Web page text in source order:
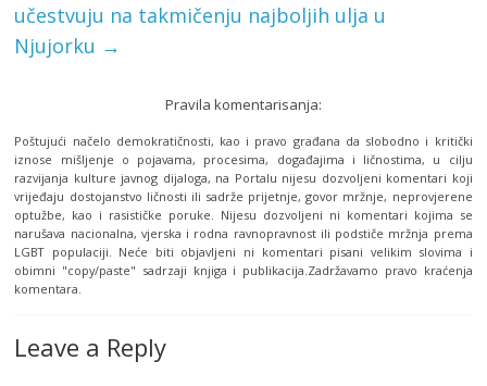
učestvuju na takmičenju najboljih ulja u
Njujorku →
Pravila komentarisanja:
Poštujući načelo demokratičnosti, kao i pravo građana da slobodno i kritički
iznose mišljenje o pojavama, procesima, događajima i ličnostima, u cilju
razvijanja kulture javnog dijaloga, na Portalu nijesu dozvoljeni komentari koji
vrijeđaju dostojanstvo ličnosti ili sadrže prijetnje, govor mržnje, neprovjerene
optužbe, kao i rasističke poruke. Nijesu dozvoljeni ni komentari kojima se
narušava nacionalna, vjerska i rodna ravnopravnost ili podstiče mržnja prema
LGBT populaciji. Neće biti objavljeni ni komentari pisani velikim slovima i
obimni "copy/paste" sadrzaji knjiga i publikacija.Zadržavamo pravo kraćenja
komentara.
Leave a Reply